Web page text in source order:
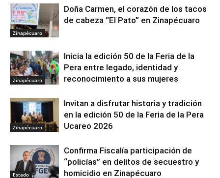
Zinapécuaro
Doña Carmen, el corazón de los tacos
de cabeza “El Pato” en Zinapécuaro
Zinapécuaro
Inicia la edición 50 de la Feria de la
Pera entre legado, identidad y
reconocimiento a sus mujeres
Zinapécuaro
Invitan a disfrutar historia y tradición
en la edición 50 de la Feria de la Pera
Ucareo 2026
Estado
Confirma Fiscalía participación de
“policías” en delitos de secuestro y
homicidio en Zinapécuaro